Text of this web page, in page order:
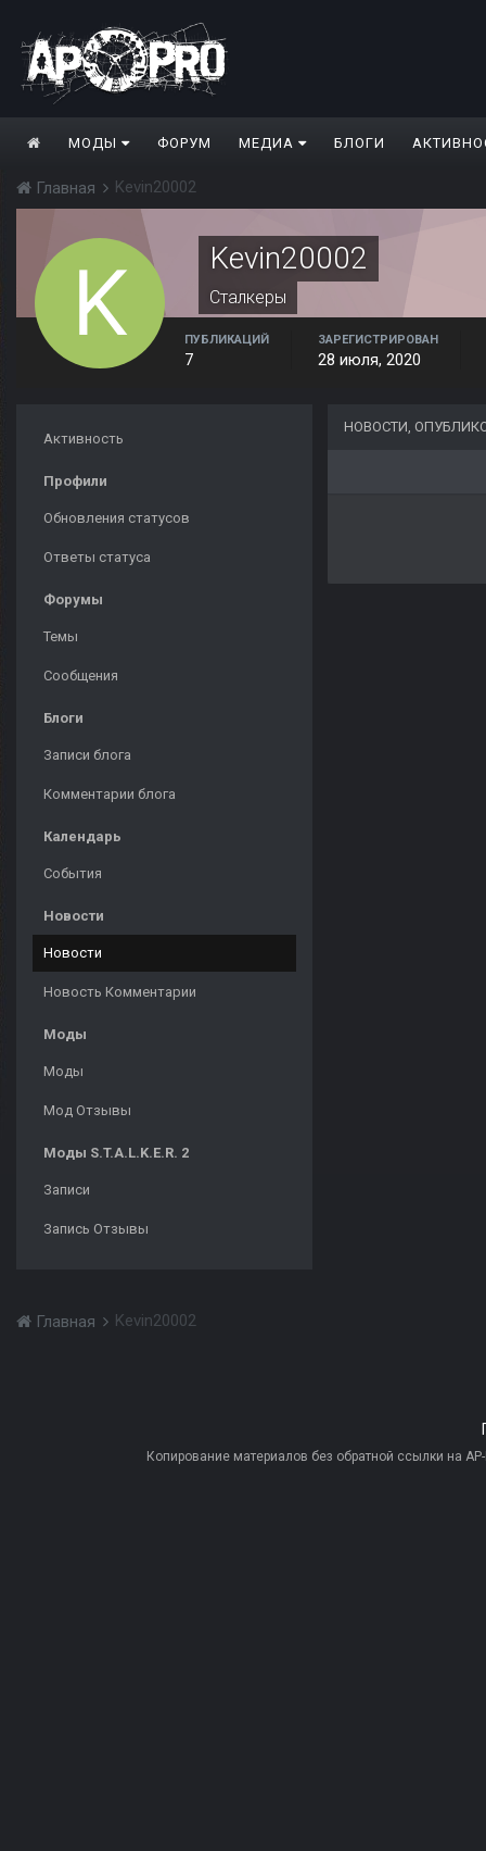
МОДЫ ФОРУМ МЕДИА БЛОГИ
Главная Kevin20002
Kevin20002
Сталкеры
ПУБЛИКАЦИЙ
7
ЗАРЕГИСТРИРОВАН
28 июля, 2020
Активность
Профили
Обновления статусов
Ответы статуса
Форумы
Темы
Сообщения
Блоги
Записи блога
Комментарии блога
Календарь
События
Новости
Новости
Новость Комментарии
Моды
Моды
Мод Отзывы
Моды S.T.A.L.K.E.R. 2
Записи
Запись Отзывы
НОВОСТИ,
Главная Kevin20002
Копирование материалов без обратной ссылки на